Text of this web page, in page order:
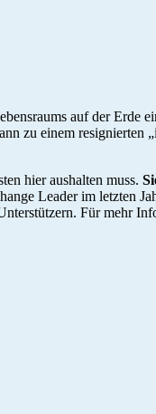
auf der Erde
zu einem resignierten
hier aushalten muss.
Leader im letzten
Für mehr